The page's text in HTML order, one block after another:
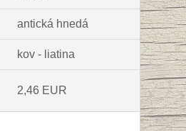
antická hnedá
kov - liatina
2,46 EUR